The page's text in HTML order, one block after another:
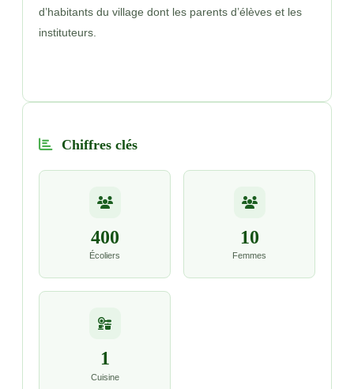
d’habitants du village dont les parents d’élèves et les
instituteurs.
Chiffres clés
400
Écoliers
10
Femmes
1
Cuisine